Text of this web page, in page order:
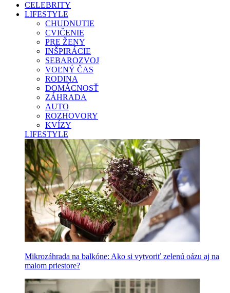
CELEBRITY
LIFESTYLE
CHUDNUTIE
CVIČENIE
PRE ŽENY
INŠPIRÁCIE
SEBAROZVOJ
VOĽNÝ ČAS
RODINA
DOMÁCNOSŤ
ZÁHRADA
AUTO
ROZHOVORY
KVÍZY
LIFESTYLE
Mikrozáhrada na balkóne: Ako si vytvoriť zelenú oázu aj na
malom priestore?